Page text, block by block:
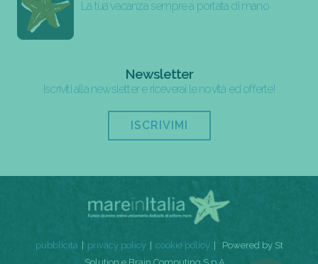
La tua vacanza sempre a portata di mano
Newsletter
Iscriviti alla newsletter e riceverai le novità ed offerte!
ISCRIVIMI
pubblicità privacy policy cookie policy
Powered by St